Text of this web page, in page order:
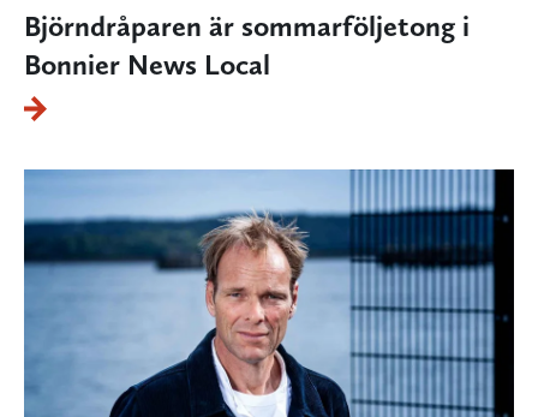
Björndråparen är sommarföljetong i
Bonnier News Local